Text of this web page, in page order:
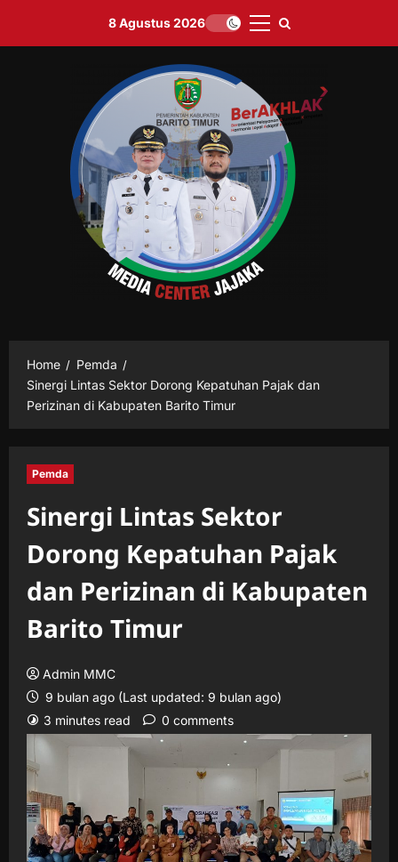
content
8 Agustus 2026
Primary
Home
Pemda
Sinergi Lintas Sektor Dorong Kepatuhan Pajak dan
Perizinan di Kabupaten Barito Timur
Pemda
Sinergi Lintas Sektor
Dorong Kepatuhan Pajak
dan Perizinan di Kabupaten
Barito Timur
Admin MMC
9 bulan ago (Last updated: 9 bulan ago)
3 minutes read
0 comments